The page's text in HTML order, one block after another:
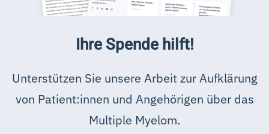
Ihre Spende hilft!
Unterstützen Sie unsere Arbeit zur Aufklärung
von Patient:innen und Angehörigen über das
Multiple Myelom.